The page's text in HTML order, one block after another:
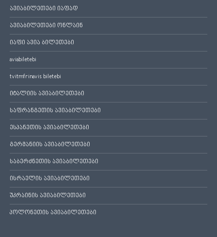
ავიაბილეთები იაფად
ავიაბილეთები ონლაინ
იაფი ავია ბილეთები
aviabiletebi
tvitmfrinavis biletebi
იტალიის ავიაბილეთები
საფრანგეთის ავიაბილეთები
ესპანეთის ავიაბილეთები
გერმანიის ავიაბილეთები
საბერძნეთის ავიაბილეთები
ისრაელის ავიაბილეთები
უკრაინის ავიაბილეთები
პოლონეთის ავიაბილეთები